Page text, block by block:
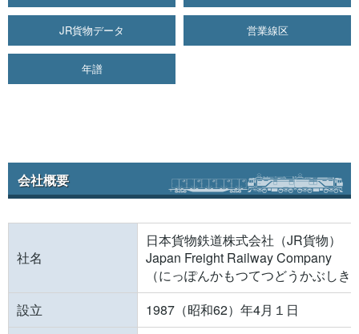
JR貨物データ 営業線区
年譜
会社概要
社名
日本貨物鉄道株式会社（JR貨物）
Japan Freight Railway Company
（にっぽんかもつてつどうかぶしき
設立
1987（昭和62）年4月１日